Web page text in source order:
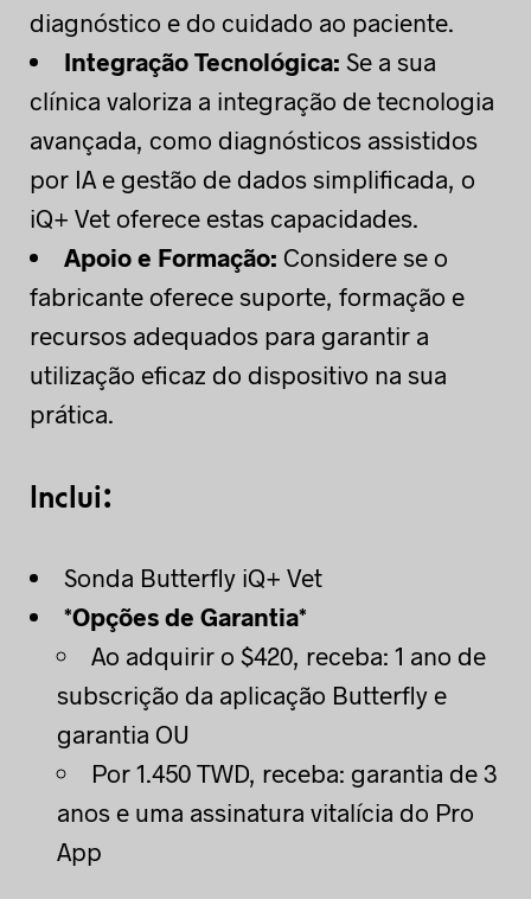
diagnóstico e do cuidado ao paciente.
Integração Tecnológica: Se a sua
clínica valoriza a integração de tecnologia
avançada, como diagnósticos assistidos
por IA e gestão de dados simplificada, o
iQ+ Vet oferece estas capacidades.
Apoio e Formação: Considere se o
fabricante oferece suporte, formação e
recursos adequados para garantir a
utilização eficaz do dispositivo na sua
prática.
Inclui:
Sonda Butterfly iQ+ Vet
*Opções de Garantia*
Ao adquirir o $420, receba: 1 ano de
subscrição da aplicação Butterfly e
garantia OU
Por 1.450 TWD, receba: garantia de 3
anos e uma assinatura vitalícia do Pro
App